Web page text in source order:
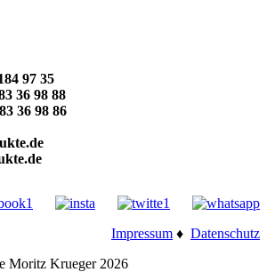
97 35
36 98 88
36 98 86
Impressum ♦ Datenschutz
Moritz Krueger 2026